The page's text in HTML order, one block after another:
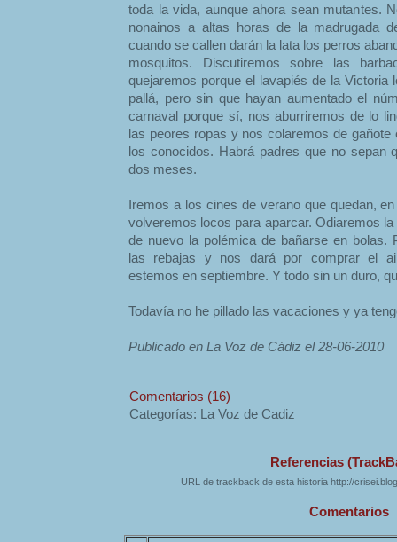
toda la vida, aunque ahora sean mutantes.
nonainos a altas horas de la madrugada
cuando se callen darán la lata los perros
mosquitos. Discutiremos sobre las
quejaremos porque el lavapiés de la
pallá, pero sin que hayan aumentado el
carnaval porque sí, nos aburriremos de lo
las peores ropas y nos colaremos de
los conocidos. Habrá padres que no sepan
dos meses.
Iremos a los cines de verano que quedan,
volveremos locos para aparcar. Odiaremos
de nuevo la polémica de bañarse en bolas.
las rebajas y nos dará por comprar el
estemos en septiembre. Y todo sin un duro,
Todavía no he pillado las vacaciones y ya
Publicado en La Voz de Cádiz el 28-06-2010
Comentarios (16)
Categorías: La Voz de Cadiz
Referencias
URL de trackback de esta historia http://
Comentarios